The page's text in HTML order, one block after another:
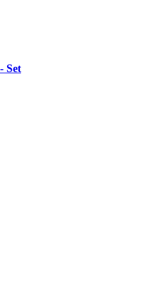
Set